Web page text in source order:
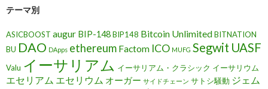
テーマ別
ASICBOOST augur BIP-148BIP148 Bitcoin UnlimitedBITNATION
BU DAO DApps ethereum Factom ICO MUFG Segwit UASF
Valu イーサリアム イーサリアム・クラシック イーサリウム
エセリアム エセリウム オーガー サイドチェーン サトシ騒動 ジェム